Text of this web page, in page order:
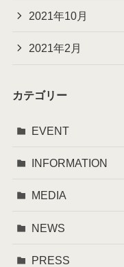
2021年10月
2021年2月
カテゴリー
EVENT
INFORMATION
MEDIA
NEWS
PRESS